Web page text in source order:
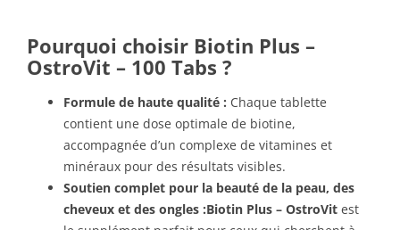
Pourquoi choisir Biotin Plus –
OstroVit – 100 Tabs ?
Formule de haute qualité : Chaque tablette
contient une dose optimale de biotine,
accompagnée d’un complexe de vitamines et
minéraux pour des résultats visibles.
Soutien complet pour la beauté de la peau, des
cheveux et des ongles :Biotin Plus – OstroVit est